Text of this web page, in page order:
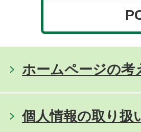
ホームページの考
個人情報の取り扱